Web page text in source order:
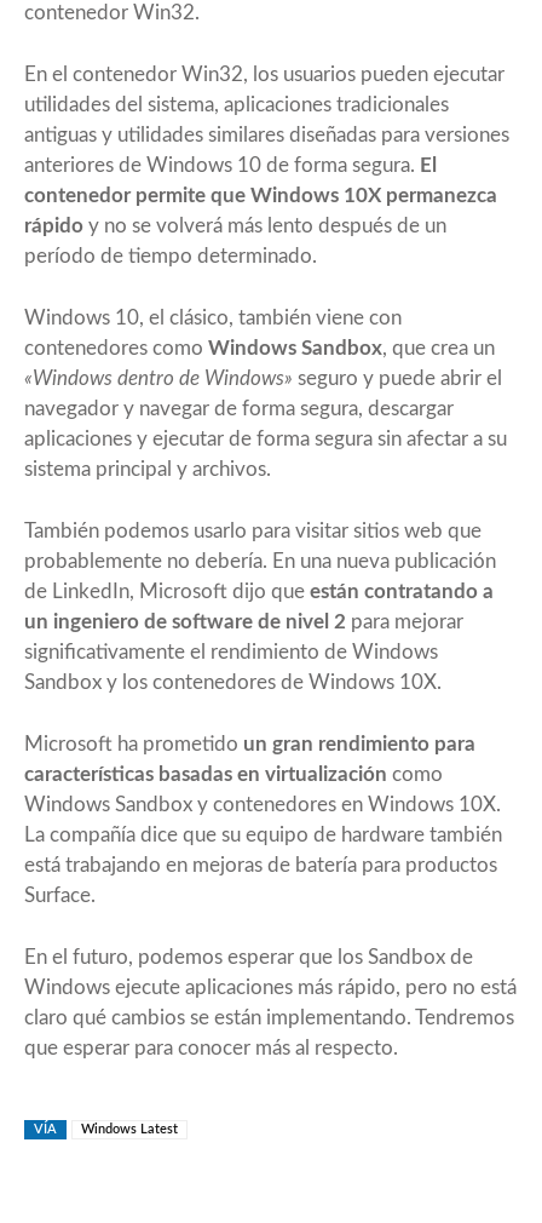
contenedor Win32.
En el contenedor Win32, los usuarios pueden ejecutar
utilidades del sistema, aplicaciones tradicionales
antiguas y utilidades similares diseñadas para versiones
anteriores de Windows 10 de forma segura. El
contenedor permite que Windows 10X permanezca
rápido y no se volverá más lento después de un
período de tiempo determinado.
Windows 10, el clásico, también viene con
contenedores como Windows Sandbox, que crea un
«Windows dentro de Windows» seguro y puede abrir el
navegador y navegar de forma segura, descargar
aplicaciones y ejecutar de forma segura sin afectar a su
sistema principal y archivos.
También podemos usarlo para visitar sitios web que
probablemente no debería. En una nueva publicación
de LinkedIn, Microsoft dijo que están contratando a
un ingeniero de software de nivel 2 para mejorar
significativamente el rendimiento de Windows
Sandbox y los contenedores de Windows 10X.
Microsoft ha prometido un gran rendimiento para
características basadas en virtualización como
Windows Sandbox y contenedores en Windows 10X.
La compañía dice que su equipo de hardware también
está trabajando en mejoras de batería para productos
Surface.
En el futuro, podemos esperar que los Sandbox de
Windows ejecute aplicaciones más rápido, pero no está
claro qué cambios se están implementando. Tendremos
que esperar para conocer más al respecto.
VÍA Windows Latest